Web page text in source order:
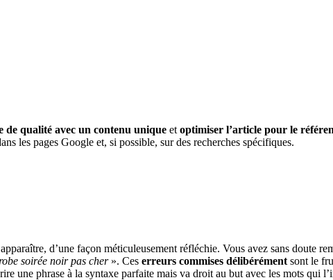
de qualité avec un contenu unique et optimiser l’article pour le
les pages Google et, si possible, sur des recherches spécifiques.
d’une façon méticuleusement réfléchie. Vous avez sans doute
soirée noir pas cher». Ces erreurs commises délibérément sont le
une phrase à la syntaxe parfaite mais va droit au but avec les mots qui